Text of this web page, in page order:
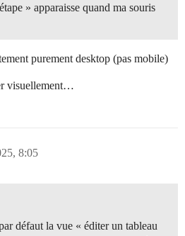
» apparaisse quand ma souris
purement desktop (pas mobile)
visuellement…
8:05
défaut la vue « éditer un tableau